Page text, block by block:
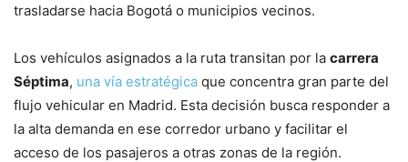
trasladarse hacia Bogotá o municipios vecinos.
Los vehículos asignados a la ruta transitan por la carrera
Séptima, una vía estratégica que concentra gran parte del
flujo vehicular en Madrid. Esta decisión busca responder a
la alta demanda en ese corredor urbano y facilitar el
acceso de los pasajeros a otras zonas de la región.